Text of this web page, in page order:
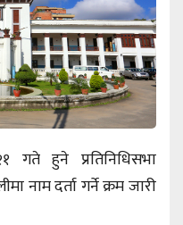
गते हुने प्रतिनिधिसभा
नाम दर्ता गर्ने क्रम जारी